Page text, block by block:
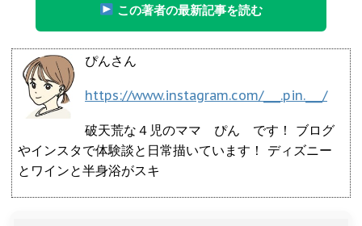
この著者の最新記事を読む
ぴんさん
https://www.instagram.com/___.pin.___/
破天荒な４児のママ ぴん です！ ブログ
やインスタで体験談と日常描いています！ ディズニー
とワインと半身浴がスキ